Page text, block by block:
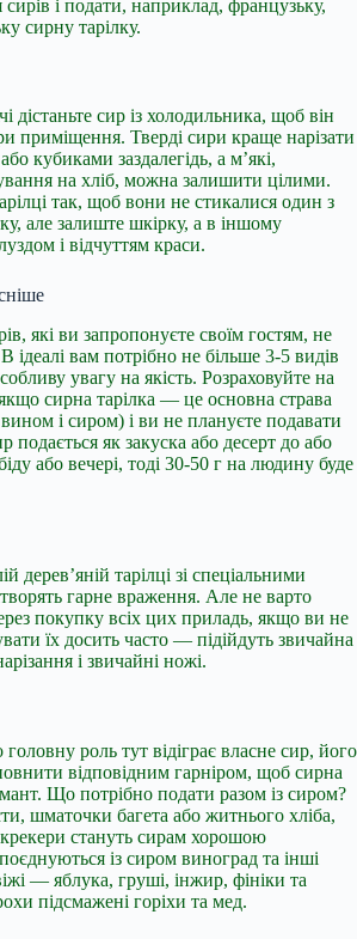
і подати, наприклад, французьку,
сирну тарілку.
дістаньте сир із холодильника, щоб він
приміщення. Тверді сири краще нарізати
кубиками заздалегідь, а м’які,
на хліб, можна залишити цілими.
так, щоб вони не стикалися один з
але залиште шкірку, а в іншому
і відчуттям краси.
які ви запропонуєте своїм гостям, не
В ідеалі вам потрібно не більше 3-5 видів
увагу на якість. Розраховуйте на
сирна тарілка — це основна страва
і сиром) і ви не плануєте подавати
як закуска або десерт до або
або вечері, тоді 30-50 г на людину буде
дерев’яній тарілці зі спеціальними
гарне враження. Але не варто
покупку всіх цих приладь, якщо ви не
їх досить часто — підійдуть звичайна
і звичайні ножі.
роль тут відіграє власне сир, його
відповідним гарніром, щоб сирна
Що потрібно подати разом із сиром?
шматочки багета або житнього хліба,
стануть сирам хорошою
із сиром виноград та інші
— яблука, груші, інжир, фініки та
підсмажені горіхи та мед.